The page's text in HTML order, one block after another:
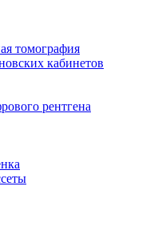
томография
кабинетов
рентгена